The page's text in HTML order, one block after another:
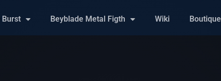
Burst Beyblade Metal Figth Wiki Boutique